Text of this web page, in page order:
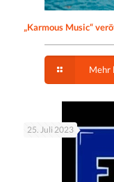
„Karmous Music“
Mehr
25. Juli 2023